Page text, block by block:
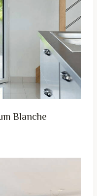
Blanche